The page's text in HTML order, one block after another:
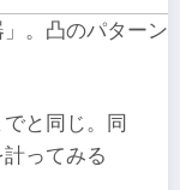
。凸のパターン
と同じ。同
ってみる